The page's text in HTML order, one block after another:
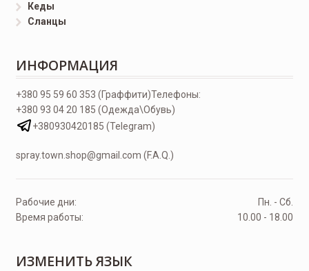
Кеды
Сланцы
ИНФОРМАЦИЯ
Телефоны:
+380 95 59 60 353 (Граффити)
+380 93 04 20 185 (Одежда\Обувь)
+380930420185 (Telegram)
spray.town.shop@gmail.com (F.A.Q.)
Рабочие дни:
Пн. - Сб.
Время работы:
10.00 - 18.00
ИЗМЕНИТЬ ЯЗЫК